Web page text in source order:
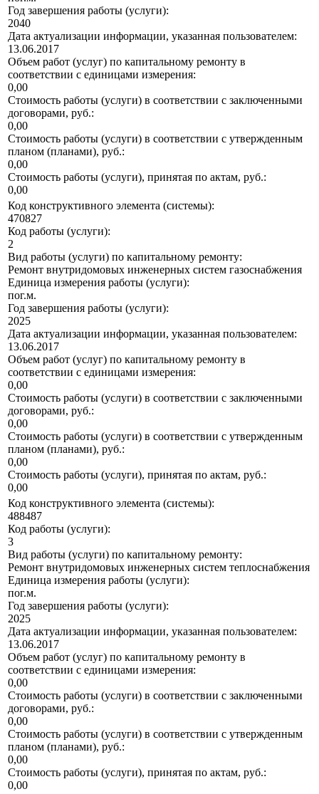
Год завершения работы (услуги):
2040
Дата актуализации информации, указанная пользователем:
13.06.2017
Объем работ (услуг) по капитальному ремонту в
соответствии с единицами измерения:
0,00
Стоимость работы (услуги) в соответствии с заключенными
договорами, руб.:
0,00
Стоимость работы (услуги) в соответствии с утвержденным
планом (планами), руб.:
0,00
Стоимость работы (услуги), принятая по актам, руб.:
0,00
Код конструктивного элемента (системы):
470827
Код работы (услуги):
2
Вид работы (услуги) по капитальному ремонту:
Ремонт внутридомовых инженерных систем газоснабжения
Единица измерения работы (услуги):
пог.м.
Год завершения работы (услуги):
2025
Дата актуализации информации, указанная пользователем:
13.06.2017
Объем работ (услуг) по капитальному ремонту в
соответствии с единицами измерения:
0,00
Стоимость работы (услуги) в соответствии с заключенными
договорами, руб.:
0,00
Стоимость работы (услуги) в соответствии с утвержденным
планом (планами), руб.:
0,00
Стоимость работы (услуги), принятая по актам, руб.:
0,00
Код конструктивного элемента (системы):
488487
Код работы (услуги):
3
Вид работы (услуги) по капитальному ремонту:
Ремонт внутридомовых инженерных систем теплоснабжения
Единица измерения работы (услуги):
пог.м.
Год завершения работы (услуги):
2025
Дата актуализации информации, указанная пользователем:
13.06.2017
Объем работ (услуг) по капитальному ремонту в
соответствии с единицами измерения:
0,00
Стоимость работы (услуги) в соответствии с заключенными
договорами, руб.:
0,00
Стоимость работы (услуги) в соответствии с утвержденным
планом (планами), руб.:
0,00
Стоимость работы (услуги), принятая по актам, руб.:
0,00